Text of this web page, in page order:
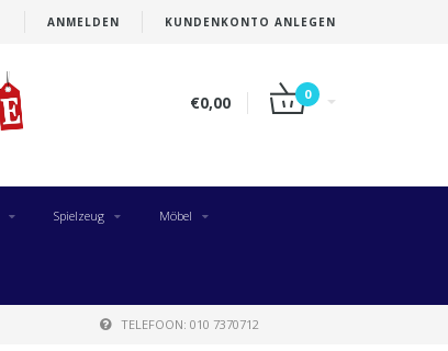
ANMELDEN KUNDENKONTO ANLEGEN
€0,00 0
Spielzeug Möbel
TELEFOON: 010 7370712